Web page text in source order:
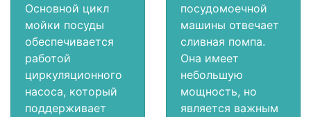
Основной цикл
мойки посуды
обеспечивается
работой
циркуляционного
насоса, который
поддерживает
посудомоечной
машины отвечает
сливная помпа.
Она имеет
небольшую
мощность, но
является важным